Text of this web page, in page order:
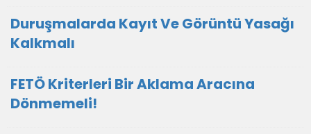
Duruşmalarda Kayıt Ve Görüntü Yasağı
Kalkmalı
FETÖ Kriterleri Bir Aklama Aracına
Dönmemeli!